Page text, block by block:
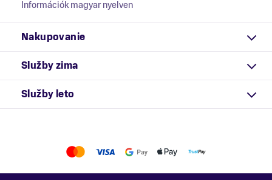
Információk magyar nyelven
Nakupovanie
Služby zima
Služby leto